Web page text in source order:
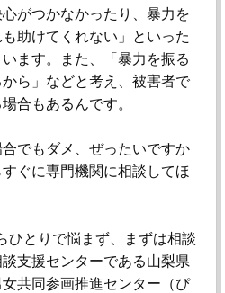
がつかなかったり、暴力を
助けてくれない」といった
ます。また、「暴力を振る
ら」などと考え、被害者で
合もあるんです。
でもダメ、ぜったいですか
ぐに専門機関に相談してほ
ひとりで悩まず、まずは相談
支援センターである山梨県
共同参画推進センター（ぴ